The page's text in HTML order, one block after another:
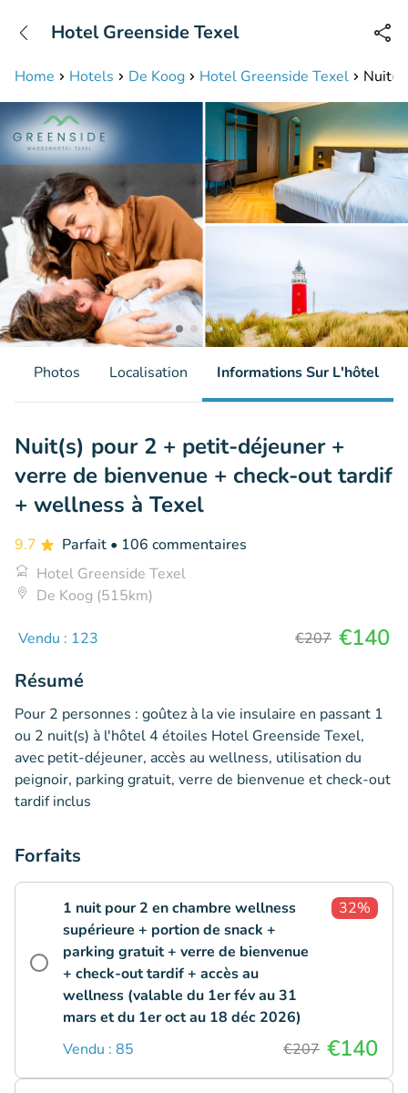
Disponible jusqu'à 23:00 heures
Home Hotels De Koog Hotel Greenside Texel
Hotel Greenside Texel
Photos Localisation Informations Sur L'hôtel
Nuit(s) pour 2 + petit-déjeuner +
verre de bienvenue + check-out tardif
+ wellness à Texel
9.7 Parfait • 106 commentaires
Hotel Greenside Texel
De Koog (515km)
Vendu : 123 €207 €140
Résumé
Pour 2 personnes : goûtez à la vie insulaire en passant 1
ou 2 nuit(s) à l'hôtel 4 étoiles Hotel Greenside Texel,
avec petit-déjeuner, accès au wellness, utilisation du
peignoir, parking gratuit, verre de bienvenue et check-out
tardif inclus
Forfaits
1 nuit pour 2 en chambre wellness
supérieure + portion de snack +
parking gratuit + verre de bienvenue
+ check-out tardif + accès au
wellness (valable du 1er fév au 31
mars et du 1er oct au 18 déc 2026)
32%
Vendu : 85 €207 €140